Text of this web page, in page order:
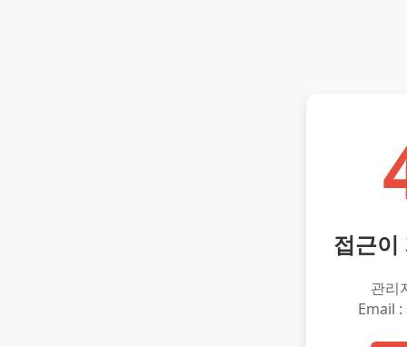
접근이
관리
Email